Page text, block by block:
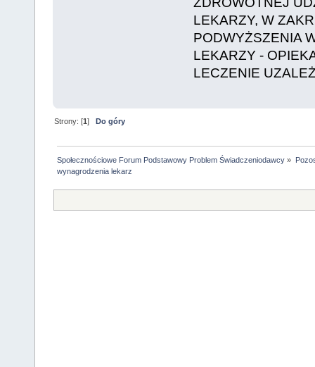
LEKARZY, W
PODWYŻSZENIA
LEKARZY -
LECZENIE
Strony: [1]Do góry
Społecznościowe Forum Podstawowy Problem Świadczeniodawcy »
wynagrodzenia lekarz